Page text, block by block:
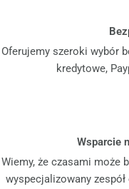
Oferujemy szeroki wybór
kredytowe,
Wsparcie
Wiemy, że czasami może
wyspecjalizowany